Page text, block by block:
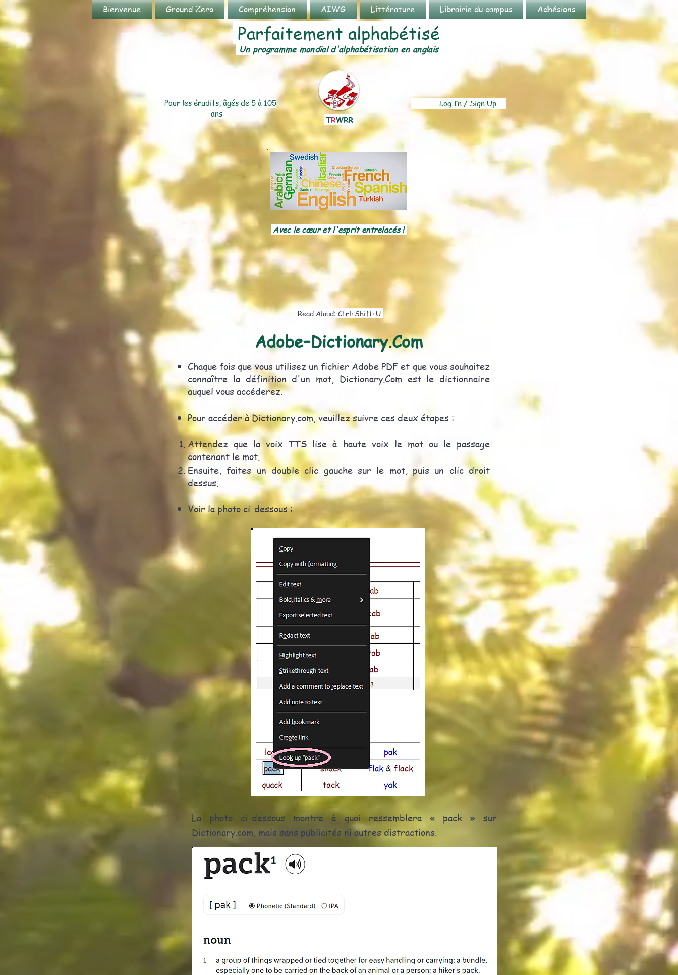
Bienvenue Ground Zero Compréhension AIWG Littérature Librairie du campus Adhésions
Un programme mondial d'alphabétisation en anglais
Parfaitement alphabétisé
Pour les érudits, âgés de 5 à 105
ans
TRWRR
Log In / Sign Up
Avec le cœur et l'esprit entrelacés !
Read Aloud: Ctrl+Shift+U
Adobe–Dictionary.Com
Chaque fois que vous utilisez un fichier Adobe PDF et que vous souhaitez
connaître la définition d'un mot, Dictionary.Com est le dictionnaire
auquel vous accéderez.
Pour accéder à Dictionary.com, veuillez suivre ces deux étapes :
Attendez que la voix TTS lise à haute voix le mot ou le passage
contenant le mot.
Ensuite, faites un double clic gauche sur le mot, puis un clic droit
dessus.
Voir la photo ci-dessous :
La photo ci-dessous montre à quoi ressemblera « pack » sur
Dictionary.com, mais sans publicités ni autres distractions.